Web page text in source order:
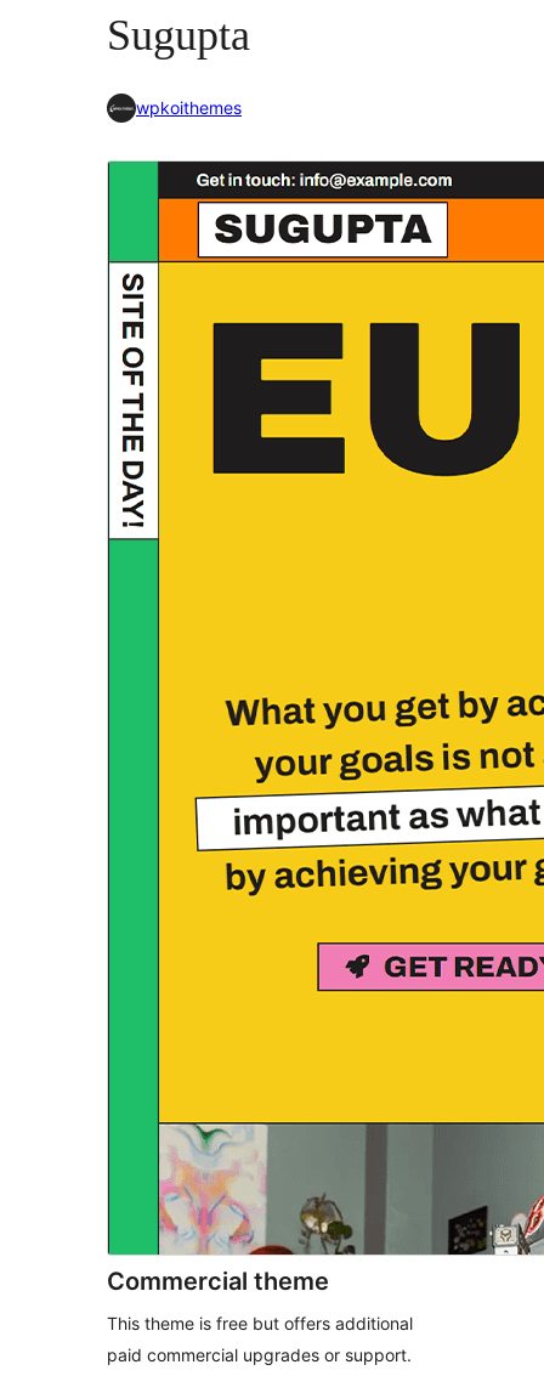
Sugupta
wpkoithemes
Commercial theme
This theme is free but offers additional
paid commercial upgrades or support.